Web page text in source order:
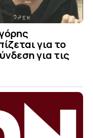
για το
για τις